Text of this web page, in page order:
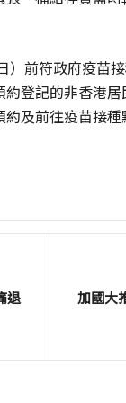
前符政府疫苗
登記的非香港
及前往疫苗接
退
加國大